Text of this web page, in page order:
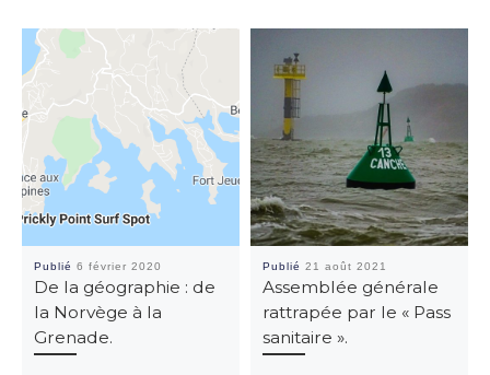
Publié6 février 2020
De la géographie : de
la Norvège à la
Grenade.
Publié21 août 2021
Assemblée générale
rattrapée par le « Pass
sanitaire ».